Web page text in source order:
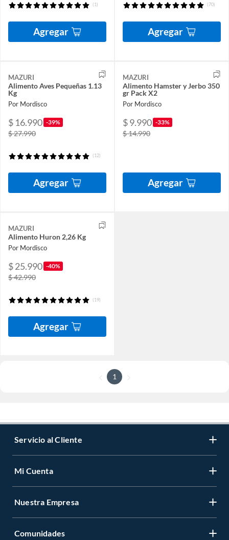
(1)
Agregar
(70)
Agregar
MAZURI
Alimento Aves Pequeñas 1.13
Kg
Por Mordisco
$ 16.990 -39%
$ 27.990
(12)
Agregar
MAZURI
Alimento Hamster y Jerbo 350
gr Pack X2
Por Mordisco
$ 9.990 -33%
$ 14.990
Agregar
MAZURI
Alimento Huron 2,26 Kg
Por Mordisco
$ 25.990 -40%
$ 42.990
(19)
Agregar
1
Servicio al Cliente
Mi Cuenta
Nuestra Empresa
Comunidades